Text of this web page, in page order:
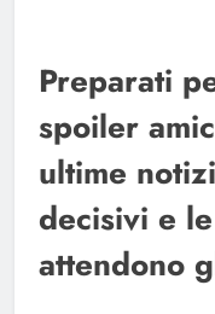
Preparati
spoiler
ultime
decisivi e
attendono